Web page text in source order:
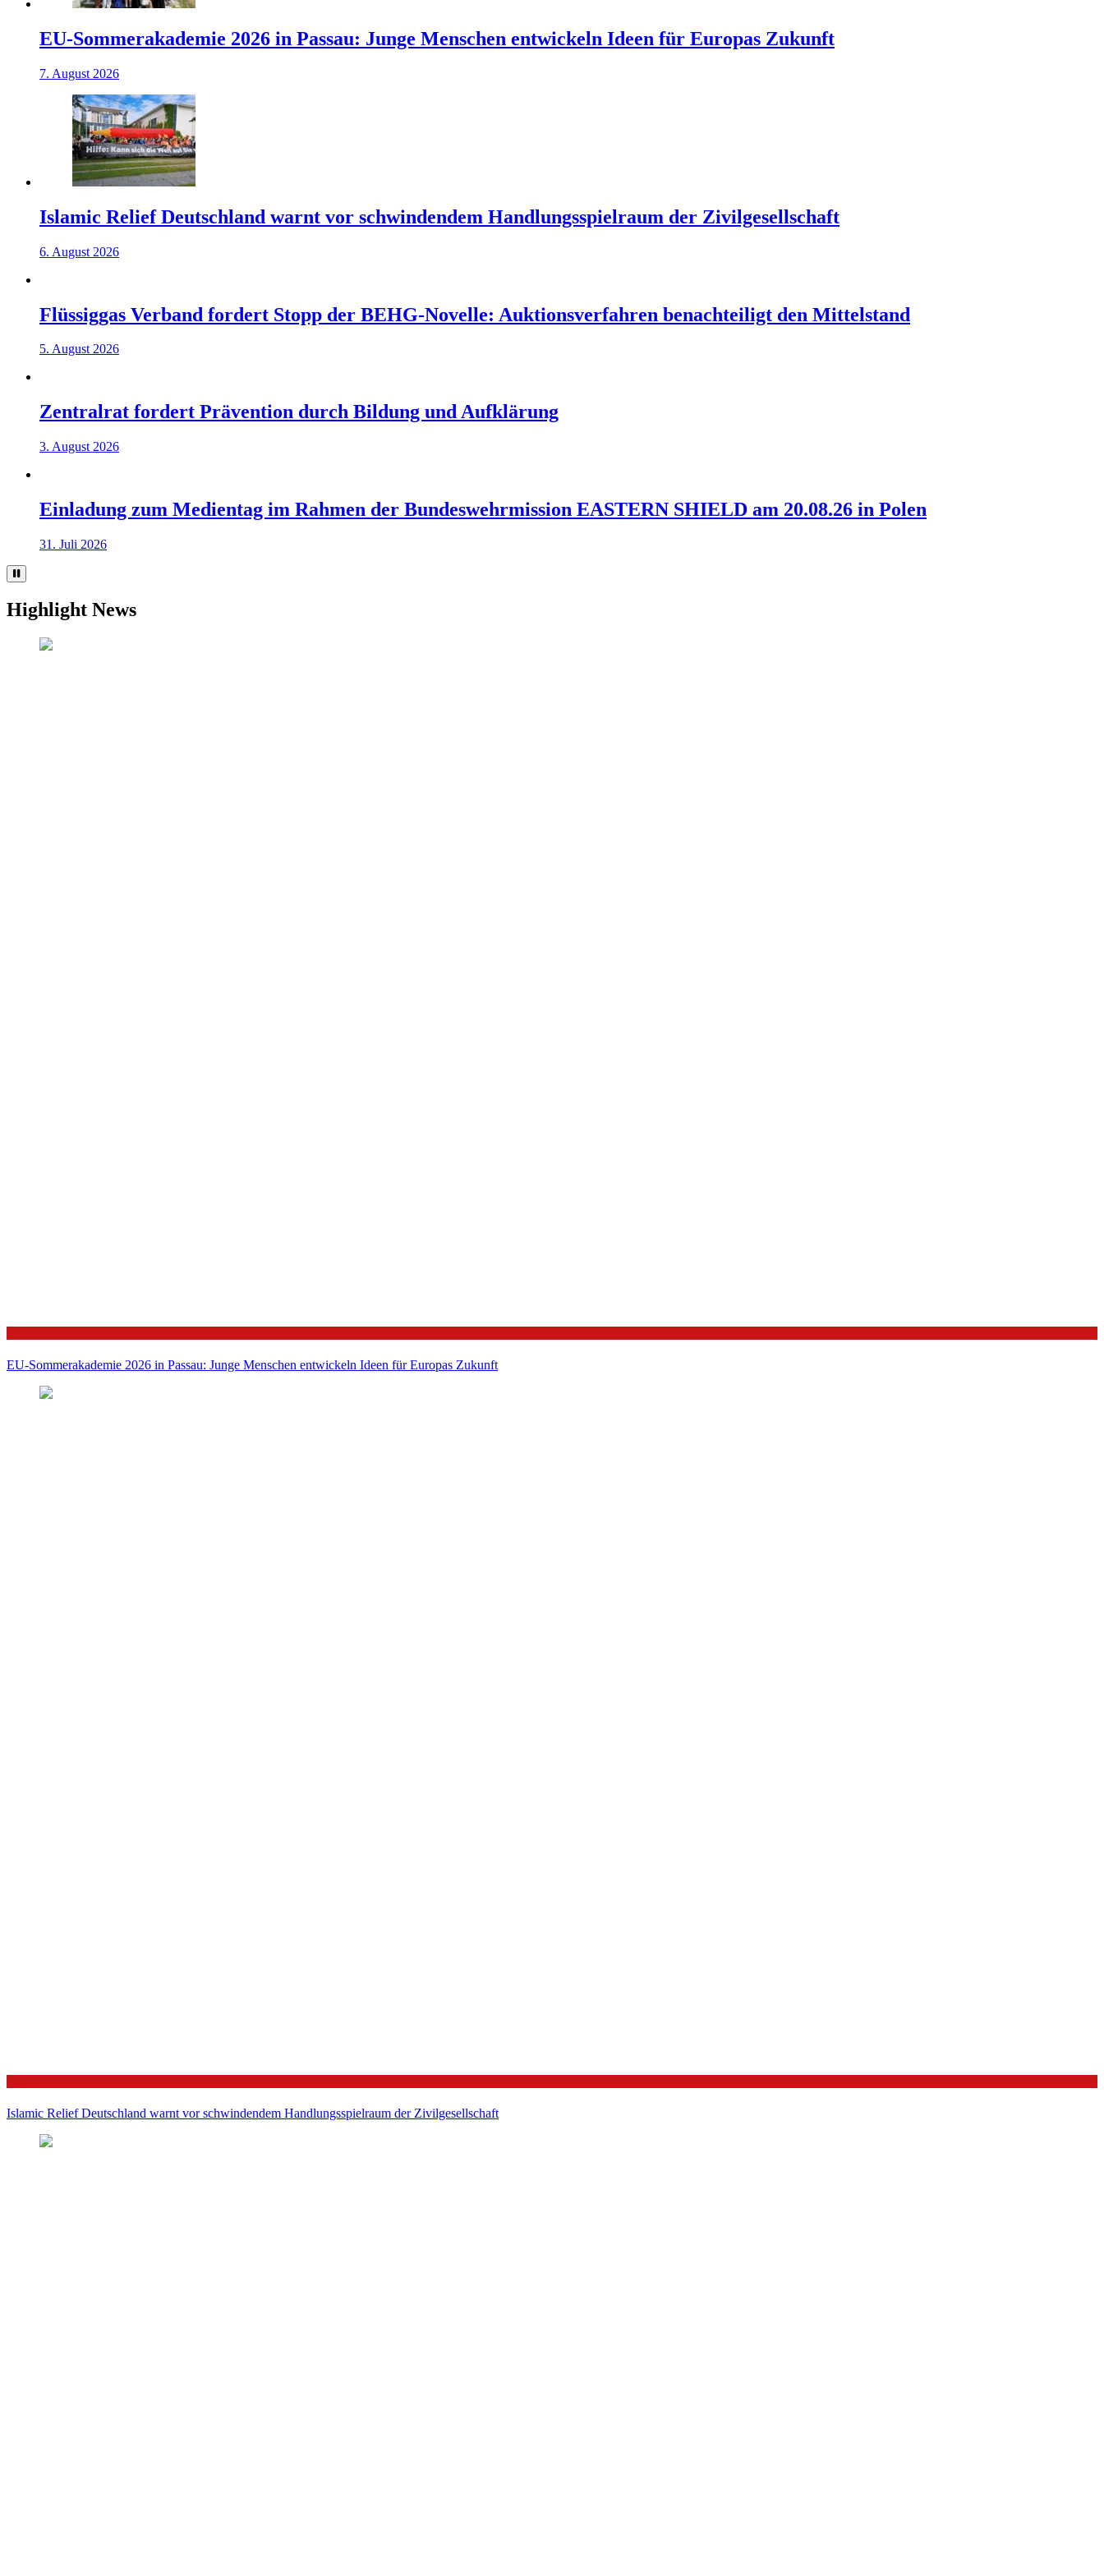
EU-Sommerakademie 2026 in Passau: Junge Menschen entwickeln Ideen für Europas Zukunft
7. August 2026
Islamic Relief Deutschland warnt vor schwindendem Handlungsspielraum der Zivilgesellschaft
6. August 2026
Flüssiggas Verband fordert Stopp der BEHG-Novelle: Auktionsverfahren benachteiligt den Mittelstand
5. August 2026
Zentralrat fordert Prävention durch Bildung und Aufklärung
3. August 2026
Einladung zum Medientag im Rahmen der Bundeswehrmission EASTERN SHIELD am 20.08.26 in Polen
31. Juli 2026
Highlight News
EU-Sommerakademie 2026 in Passau: Junge Menschen entwickeln Ideen für Europas Zukunft
Islamic Relief Deutschland warnt vor schwindendem Handlungsspielraum der Zivilgesellschaft